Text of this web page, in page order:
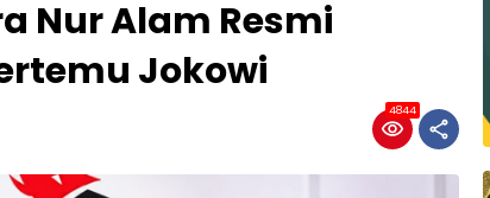
Nur Alam Resmi
Jokowi
4844